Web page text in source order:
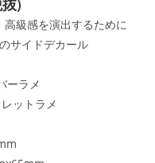
)
級感を演出するために
サイドデカール
ーラメ
ットラメ